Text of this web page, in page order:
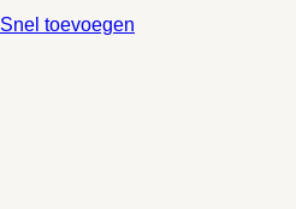
Snel toevoegen